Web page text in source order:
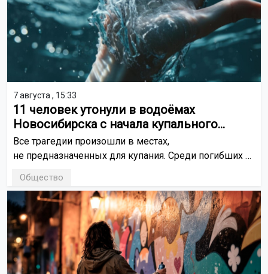
7 августа , 15:33
11 человек утонули в водоёмах
Новосибирска с начала купального
сезона
Все трагедии произошли в местах,
не предназначенных для купания. Среди погибших —
Общество